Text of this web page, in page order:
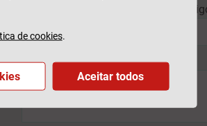
Observações
de cookies.
Aceitar todos